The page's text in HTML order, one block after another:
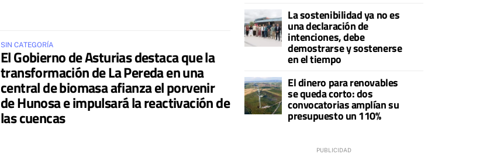
SIN CATEGORÍA
El Gobierno de Asturias destaca que la
transformación de La Pereda en una
central de biomasa afianza el porvenir
de Hunosa e impulsará la reactivación de
las cuencas
La sostenibilidad ya no es
una declaración de
intenciones, debe
demostrarse y sostenerse
en el tiempo
El dinero para renovables
se queda corto: dos
convocatorias amplían su
presupuesto un 110%